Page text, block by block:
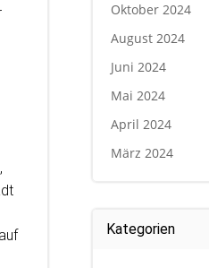
,
Oktober 2024
August 2024
Juni 2024
Mai 2024
April 2024
März 2024
Kategorien